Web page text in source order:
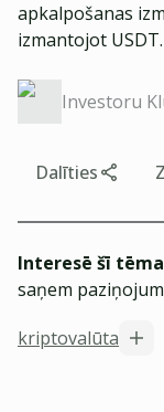
apkalpošanas
izmantojot USDT.
Investoru
Dalīties
Interesē šī
saņem
kriptovalūta